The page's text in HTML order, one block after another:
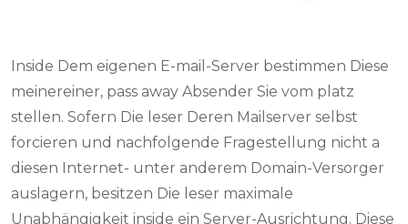
Inside Dem eigenen E-mail-Server bestimmen Diese
meinereiner, pass away Absender Sie vom platz
stellen. Sofern Die leser Deren Mailserver selbst
forcieren und nachfolgende Fragestellung nicht a
diesen Internet- unter anderem Domain-Versorger
auslagern, besitzen Die leser maximale
Unabhängigkeit inside ein Server-Ausrichtung. Diese